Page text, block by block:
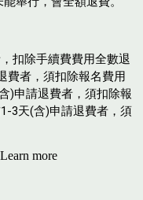
扣除手續費費用全數退
費者，須扣除報名費用
)申請退費者，須扣除報
3天(含)申請退費者，須
Learn more